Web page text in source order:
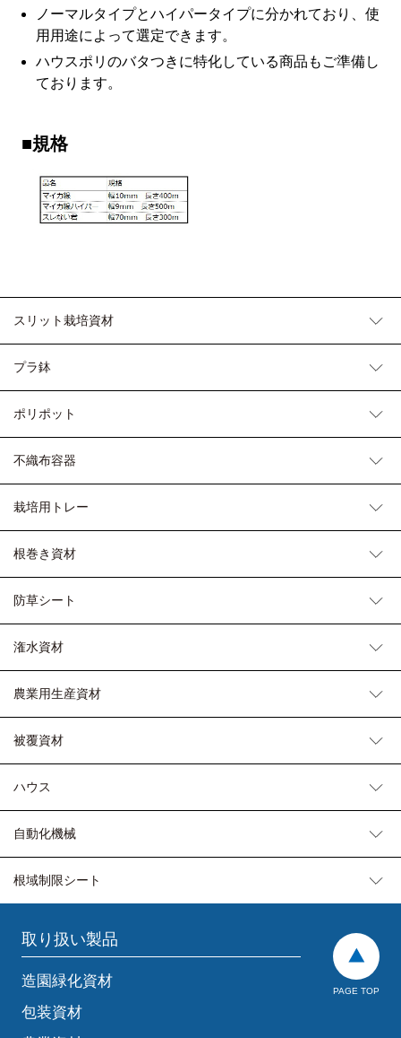
ノーマルタイプとハイパータイプに分かれており、使
用用途によって選定できます。
ハウスポリのバタつきに特化している商品もご準備し
ております。
■規格
スリット栽培資材
プラ鉢
ポリポット
不織布容器
栽培用トレー
根巻き資材
防草シート
潅水資材
農業用生産資材
被覆資材
ハウス
自動化機械
根域制限シート
PAGE TOP
取り扱い製品
造園緑化資材
包装資材